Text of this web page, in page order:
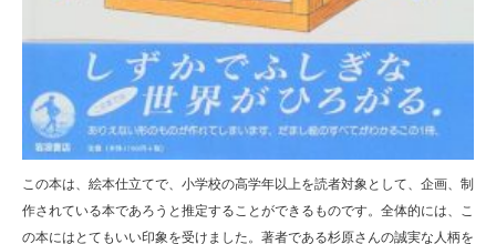
この本は、絵本仕立てで、小学校の高学年以上を読者対象として、企画、制
作されている本であろうと推定することができるものです。全体的には、こ
の本にはとてもいい印象を受けました。著者である杉原さんの誠実な人柄を